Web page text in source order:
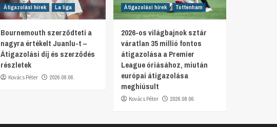
Átigazolási hírek La liga
Bournemouth szerződteti a
nagyra értékelt Juanlu-t –
Átigazolási díj és szerződés
részletek
Kovács Péter 2026.08.06.
Átigazolási hírek Tottenham
2026-os világbajnok sztár
váratlan 35 millió fontos
átigazolása a Premier
League óriásához, miután
európai átigazolása
meghiúsult
Kovács Péter 2026.08.06.